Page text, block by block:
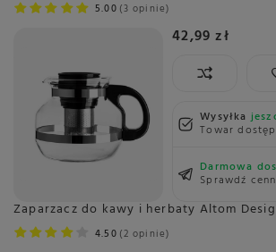
5.00 3 opinie
42,99 zł
Wysyłka
Towar
Darmowa
Sprawdź
Zaparzacz do kawy i herbaty Altom
4.50 2 opinie